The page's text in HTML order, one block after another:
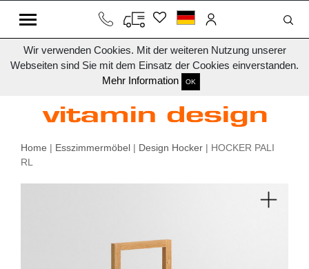
Wir verwenden Cookies. Mit der weiteren Nutzung unserer
Webseiten sind Sie mit dem Einsatz der Cookies einverstanden.
Mehr Information
OK
Home | Esszimmermöbel | Design Hocker | HOCKER PALI
RL